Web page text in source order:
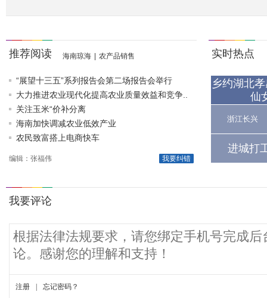
推荐阅读 海南琼海 农产品销售
“展望十三五”系列报告会第二场报告会举行
大力推进农业现代化提高农业质量效益和竞争..
关注玉米“价补分离
海南加快调减农业低效产业
农民致富搭上电商快车
我要纠错
编辑：张福伟
实时热点
乡约湖北
仙
浙江长兴
进城打